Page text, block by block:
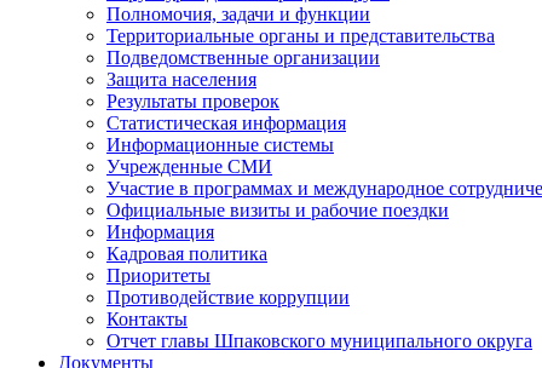
Полномочия, задачи и функции
Территориальные органы и представительства
Подведомственные организации
Защита населения
Результаты проверок
Статистическая информация
Информационные системы
Учрежденные СМИ
Участие в программах и международное
Официальные визиты и рабочие поездки
Информация
Кадровая политика
Приоритеты
Противодействие коррупции
Контакты
Отчет главы Шпаковского муниципального округа
Документы